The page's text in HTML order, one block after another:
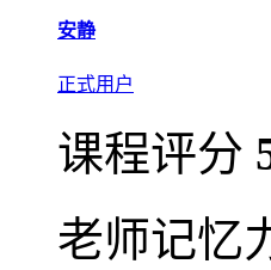
安静
正式用户
课程评分
老师记忆